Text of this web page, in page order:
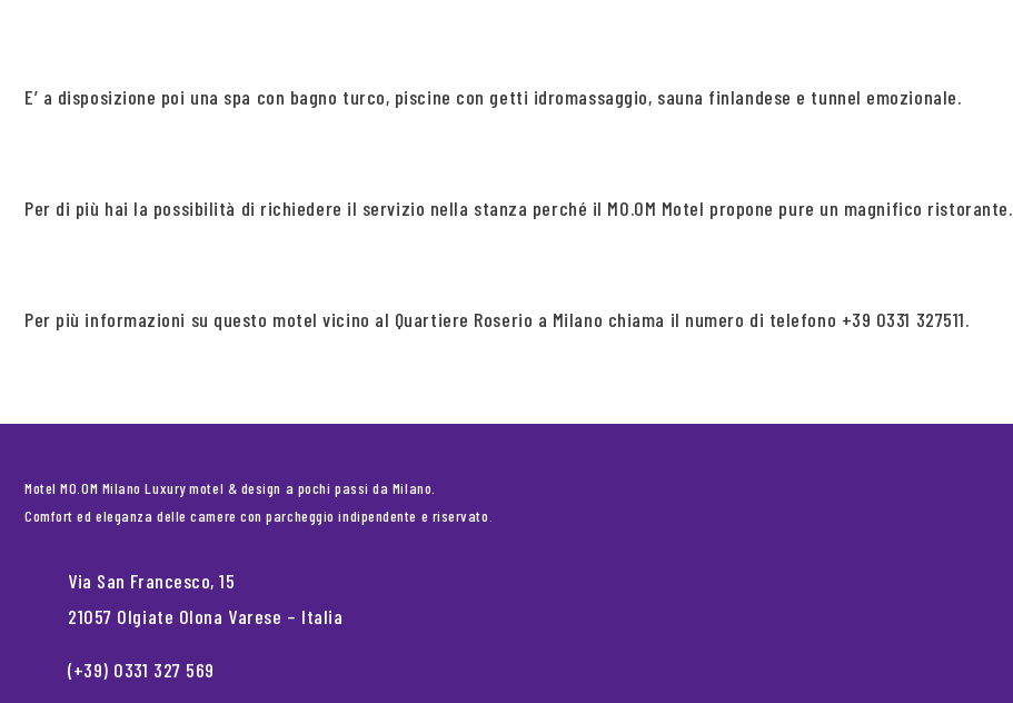
E’ a disposizione poi una spa con bagno turco, piscine con getti idromassaggio, sauna finlandese e tunnel emozionale.
Per di più hai la possibilità di richiedere il servizio nella stanza perché il MO.OM Motel propone pure un magnifico ristorante.
Per più informazioni su questo motel vicino al Quartiere Roserio a Milano chiama il numero di telefono +39 0331 327511.
Motel MO.OM Milano Luxury motel & design a pochi passi da Milano.
Comfort ed eleganza delle camere con parcheggio indipendente e riservato.
Via San Francesco, 15
21057 Olgiate Olona Varese – Italia
(+39) 0331 327 569